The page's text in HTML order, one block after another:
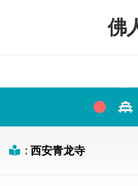
佛
: 西安青龙寺